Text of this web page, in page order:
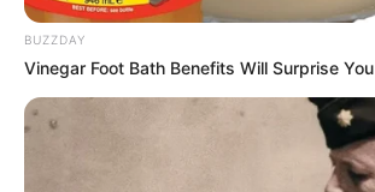
BUZZDAY
Vinegar Foot Bath Benefits Will Surprise You